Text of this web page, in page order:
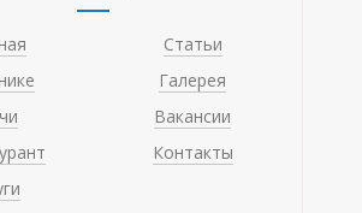
Статьи
Галерея
Вакансии
Контакты